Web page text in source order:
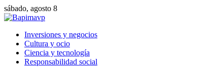
sábado, agosto 8
Inversiones y negocios
Cultura y ocio
Ciencia y tecnología
Responsabilidad social